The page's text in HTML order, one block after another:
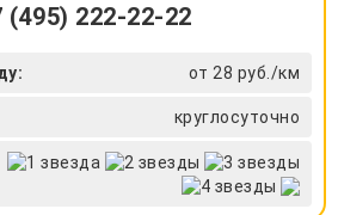
222-22-22
от 28 руб./км
круглосуточно